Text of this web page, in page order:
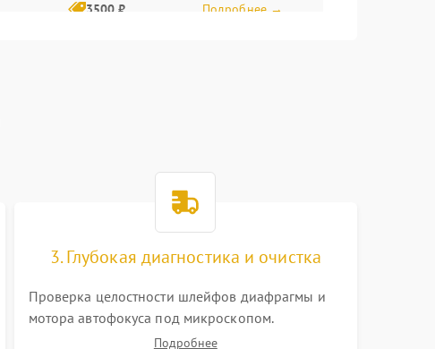
3500 ₽ Подробнее →
3. Глубокая диагностика и очистка
Проверка целостности шлейфов диафрагмы и
мотора автофокуса под микроскопом.
Тестирование работы электромагнитного
Подробнее